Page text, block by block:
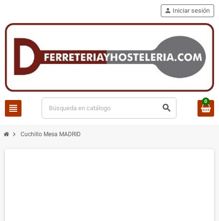
view_headline search
person Iniciar sesión
0
chevron_right Cuchillo Mesa MADRID